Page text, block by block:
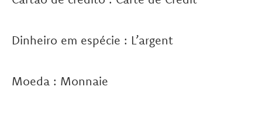
Dinheiro em espécie : L’argent
Moeda : Monnaie